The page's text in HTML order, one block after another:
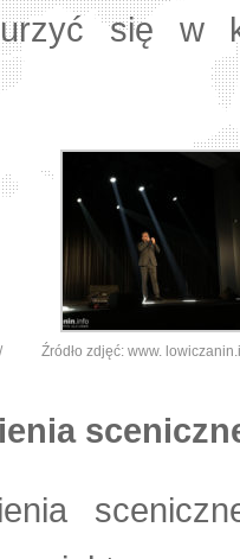
się w
Źródło zdjęć: www.